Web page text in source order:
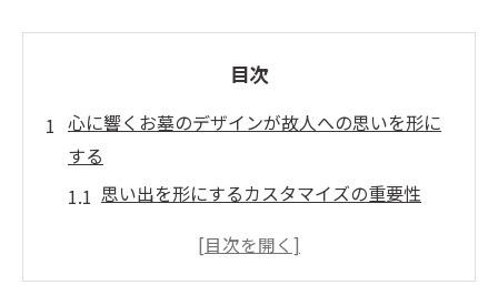
目次
心に響くお墓のデザインが故人への思いを形に
する
思い出を形にするカスタマイズの重要性
家族の意見を尊重したデザインの選び方